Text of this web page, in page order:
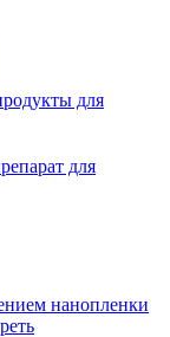
для
для
нанопленки